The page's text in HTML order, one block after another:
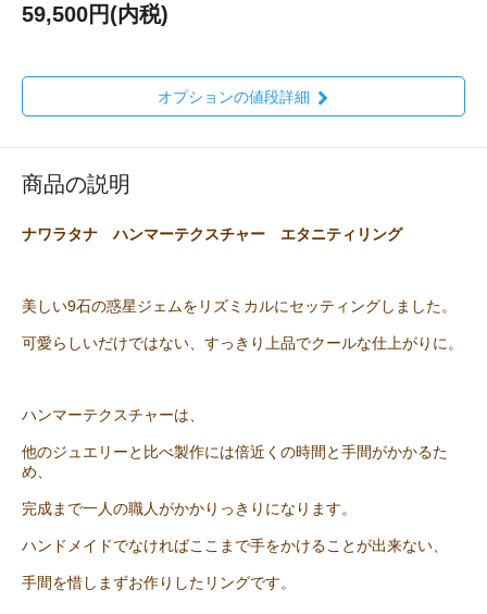
59,500円(内税)
オプションの値段詳細
商品の説明
ナワラタナ ハンマーテクスチャー エタニティリング
美しい9石の惑星ジェムをリズミカルにセッティングしました。
可愛らしいだけではない、すっきり上品でクールな仕上がりに。
ハンマーテクスチャーは、
他のジュエリーと比べ製作には倍近くの時間と手間がかかるた
め、
完成まで一人の職人がかかりっきりになります。
ハンドメイドでなければここまで手をかけることが出来ない、
手間を惜しまずお作りしたリングです。